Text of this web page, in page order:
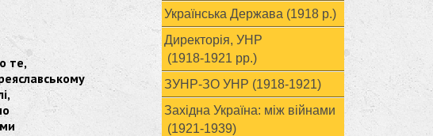
те,
Українська Держава (1918 р.)
Директорія, УНР
(1918-1921 рр.)
ЗУНР-ЗО УНР (1918-1921)
Західна Україна: між війнами
(1921-1939)